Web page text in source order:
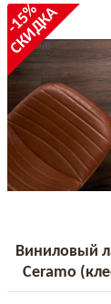
-15%
СКИДКА
Виниловый
Ceramo